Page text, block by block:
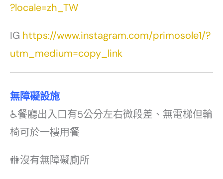
?locale=zh_TW
IG https://www.instagram.com/primosole1/?
utm_medium=copy_link
無障礙設施
♿️餐廳出入口有5公分左右微段差、無電梯但輪
椅可於一樓用餐
🚻沒有無障礙廁所